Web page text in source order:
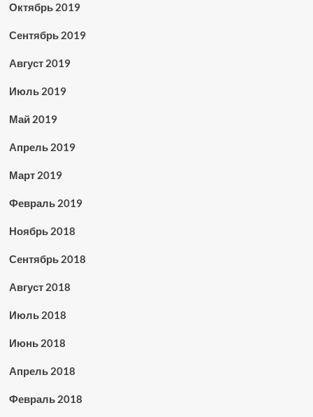
Октябрь 2019
Сентябрь 2019
Август 2019
Июль 2019
Май 2019
Апрель 2019
Март 2019
Февраль 2019
Ноябрь 2018
Сентябрь 2018
Август 2018
Июль 2018
Июнь 2018
Апрель 2018
Февраль 2018